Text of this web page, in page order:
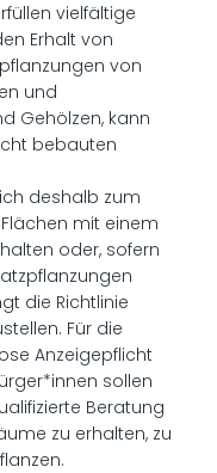
vielfältige
Erhalt von
von
und
Gehölzen, kann
bebauten
deshalb zum
mit einem
oder, sofern
die Richtlinie
Für die
Anzeigepflicht
sollen
Beratung
zu erhalten, zu